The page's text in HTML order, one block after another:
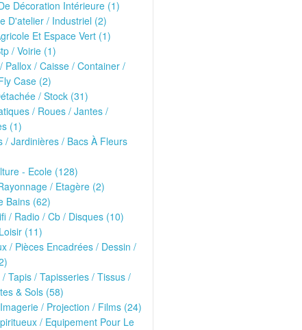
Décoration Intérieure (1)
D'atelier / Industriel (2)
Et Espace Vert (1)
/ Voirie (1)
Pallox / Caisse / Container /
Case (2)
/ Stock (31)
/ Roues / Jantes /
(1)
/ Jardinières / Bacs À Fleurs
- Ecole (128)
/ Etagère (2)
Bains (62)
/ Radio / Cb / Disques (10)
(11)
/ Pièces Encadrées / Dessin /
/ Tapis / Tapisseries / Tissus /
& Sols (58)
/ Projection / Films (24)
/ Equipement Pour Le